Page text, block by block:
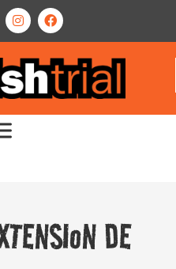
DE